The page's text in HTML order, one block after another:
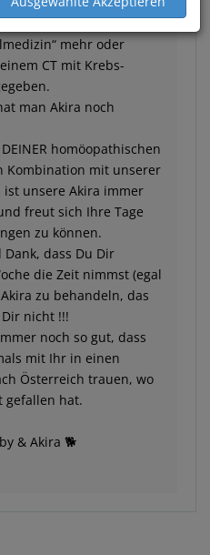
wurde unsere Akira
mehr oder
CT mit Krebs-
man Akira noch
homöopathischen
Kombination mit unserer
unsere Akira immer
freut sich Ihre Tage
zu können.
dass Du Dir
die Zeit nimmst (egal
zu behandeln, das
nicht !!!
noch so gut, dass
mit Ihr in einen
Österreich trauen, wo
gefallen hat.
& Akira 🐕